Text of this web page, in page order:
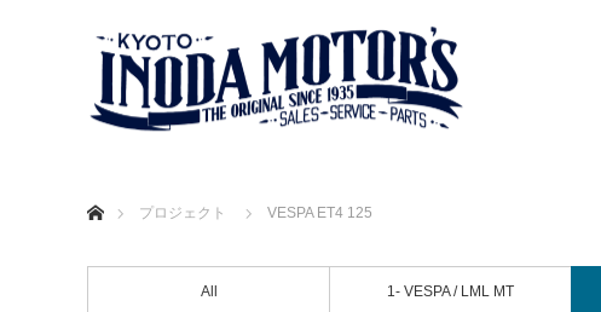
プロジェクト
VESPA ET4 125
All 1- VESPA / LML MT